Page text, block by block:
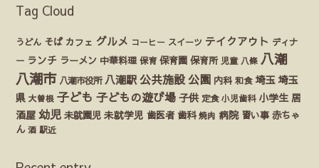
Tag Cloud
うどん そば カフェ グルメ コーヒー スイーツ テイクアウト ディナ
ー ランチ ラーメン 中華料理 保育 保育園 保育所 児童 八條 八潮
八潮市 八潮市役所 八潮駅 公共施設 公園 内科 和食 埼玉 埼玉
県 大曽根 子ども 子どもの遊び場 子供 定食 小児歯科 小学生 居
酒屋 幼児 未就園児 未就学児 歯医者 歯科 焼肉 病院 習い事 赤ちゃ
ん 酒 駅近